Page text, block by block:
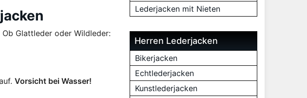
Glattleder oder Wildleder:
Vorsicht bei Wasser!
Lederjacken mit Nieten
Herren Lederjacken
Bikerjacken
Echtlederjacken
Kunstlederjacken